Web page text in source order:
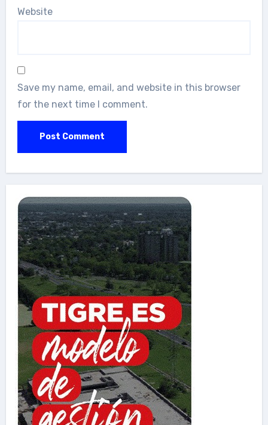
Website
Save my name, email, and website in this browser
for the next time I comment.